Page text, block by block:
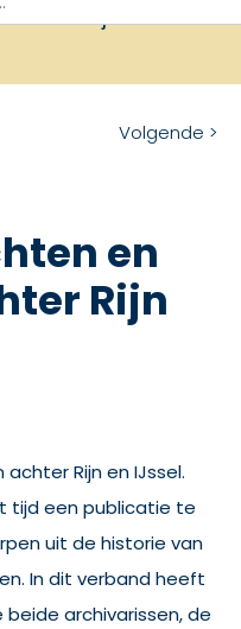
achter Rijn en IJssel
Volgende >
en
Rijn
Rijn en IJssel.
tijd een publicatie te
uit de historie van
In dit verband heeft
archivarissen, de